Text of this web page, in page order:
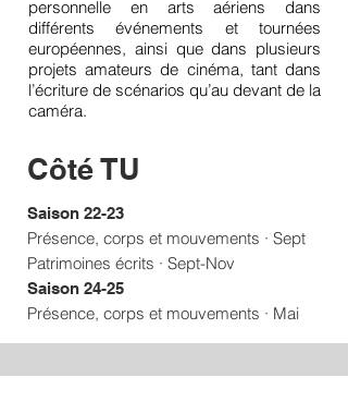
personnelle en arts aériens dans
différents événements et tournées
européennes, ainsi que dans plusieurs
projets amateurs de cinéma, tant dans
l’écriture de scénarios qu’au devant de la
caméra.
Côté TU
Saison 22-23
Présence, corps et mouvements · Sept
Patrimoines écrits · Sept-Nov
Saison 24-25
Présence, corps et mouvements · Mai